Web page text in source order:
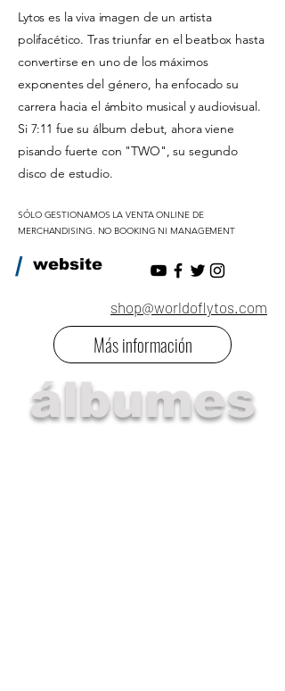
Lytos es la viva imagen de un artista
polifacético. Tras triunfar en el beatbox hasta
convertirse en uno de los máximos
exponentes del género, ha enfocado su
carrera hacia el ámbito musical y audiovisual.
Si 7:11 fue su álbum debut, ahora viene
pisando fuerte con "TWO", su segundo
disco de estudio.
SÓLO GESTIONAMOS LA VENTA ONLINE DE
MERCHANDISING. NO BOOKING NI MANAGEMENT
/ website
shop@worldoflytos.com
Más información
álbumes